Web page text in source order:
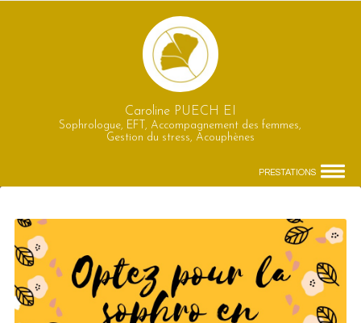
Caroline PUECH EI
Sophrologue, EFT, Accompagnement des femmes,
Gestion du stress, Acouphènes
PRESTATIONS